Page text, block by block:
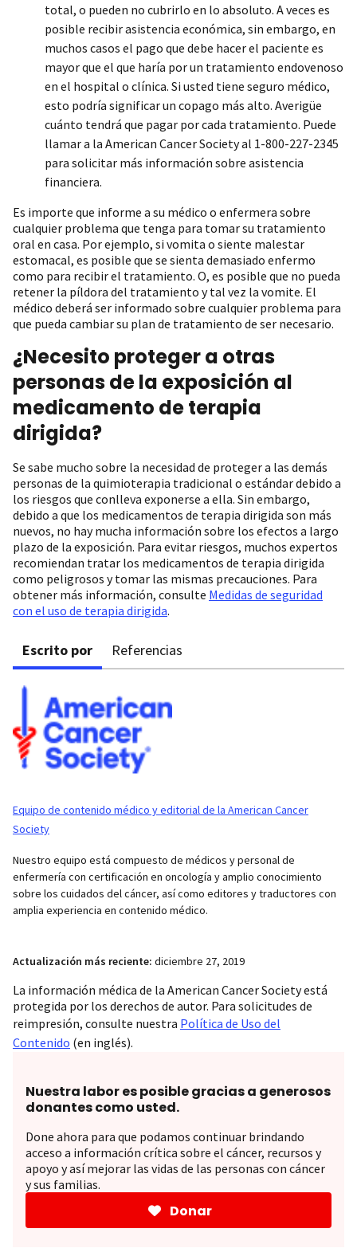
total, o pueden no cubrirlo en lo absoluto. A veces es
posible recibir asistencia económica, sin embargo, en
muchos casos el pago que debe hacer el paciente es
mayor que el que haría por un tratamiento endovenoso
en el hospital o clínica. Si usted tiene seguro médico,
esto podría significar un copago más alto. Averigüe
cuánto tendrá que pagar por cada tratamiento. Puede
llamar a la American Cancer Society al 1-800-227-2345
para solicitar más información sobre asistencia
financiera.
Es importe que informe a su médico o enfermera sobre
cualquier problema que tenga para tomar su tratamiento
oral en casa. Por ejemplo, si vomita o siente malestar
estomacal, es posible que se sienta demasiado enfermo
como para recibir el tratamiento. O, es posible que no pueda
retener la píldora del tratamiento y tal vez la vomite. El
médico deberá ser informado sobre cualquier problema para
que pueda cambiar su plan de tratamiento de ser necesario.
¿Necesito proteger a otras
personas de la exposición al
medicamento de terapia
dirigida?
Se sabe mucho sobre la necesidad de proteger a las demás
personas de la quimioterapia tradicional o estándar debido a
los riesgos que conlleva exponerse a ella. Sin embargo,
debido a que los medicamentos de terapia dirigida son más
nuevos, no hay mucha información sobre los efectos a largo
plazo de la exposición. Para evitar riesgos, muchos expertos
recomiendan tratar los medicamentos de terapia dirigida
como peligrosos y tomar las mismas precauciones. Para
obtener más información, consulte Medidas de seguridad
con el uso de terapia dirigida.
Escrito por Referencias
Equipo de contenido médico y editorial de la American Cancer
Society
Nuestro equipo está compuesto de médicos y personal de
enfermería con certificación en oncología y amplio conocimiento
sobre los cuidados del cáncer, así como editores y traductores con
amplia experiencia en contenido médico.
Actualización más reciente: diciembre 27, 2019
La información médica de la American Cancer Society está
protegida por los derechos de autor. Para solicitudes de
reimpresión, consulte nuestra Política de Uso del
Contenido (en inglés).
Nuestra labor es posible gracias a generosos
donantes como usted.
Done ahora para que podamos continuar brindando
acceso a información crítica sobre el cáncer, recursos y
apoyo y así mejorar las vidas de las personas con cáncer
y sus familias.
Donar